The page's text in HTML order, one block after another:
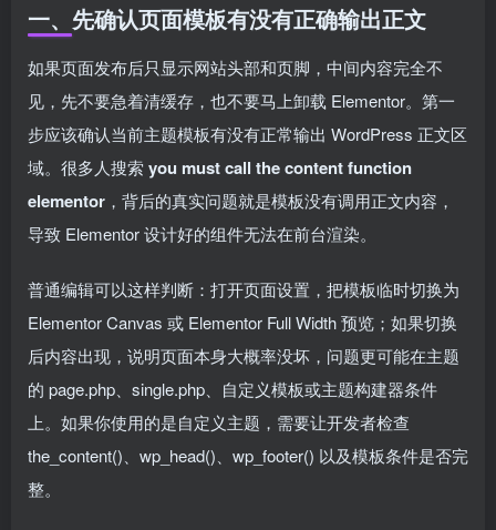
一、先确认页面模板有没有正确输出正文
如果页面发布后只显示网站头部和页脚，中间内容完全不
见，先不要急着清缓存，也不要马上卸载 Elementor。第一
步应该确认当前主题模板有没有正常输出 WordPress 正文区
域。很多人搜索you must call the content function
elementor ，背后的真实问题就是模板没有调用正文内容，
导致 Elementor 设计好的组件无法在前台渲染。
普通编辑可以这样判断：打开页面设置，把模板临时切换为
Elementor Canvas 或 Elementor Full Width 预览；如果切换
后内容出现，说明页面本身大概率没坏，问题更可能在主题
的 page.php、single.php、自定义模板或主题构建器条件
上。如果你使用的是自定义主题，需要让开发者检查
the_content()、wp_head()、wp_footer() 以及模板条件是否完
整。